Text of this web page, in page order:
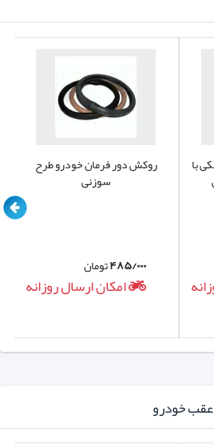
روکش دور فرمان خودرو طرح
سوزنی
۴۸۵/۰۰۰تومان
امکان ارسال روزانه
با
خودرو